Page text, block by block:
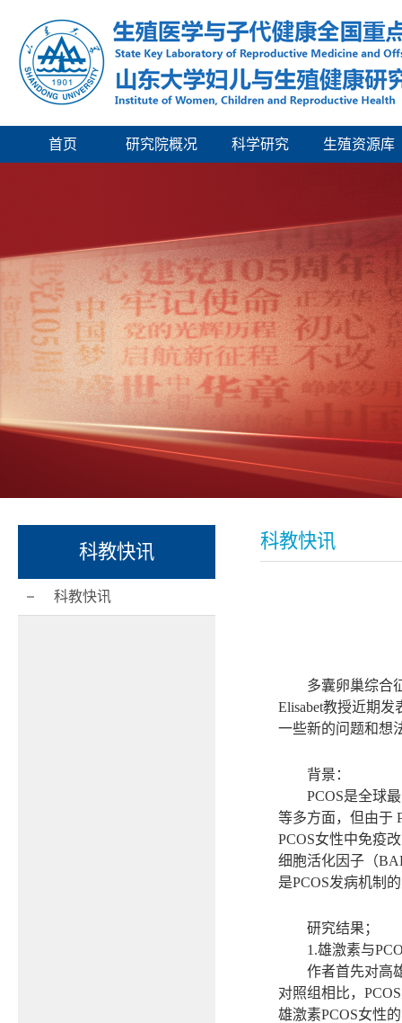
首页 研究院概况 科学研究 生殖资源库
科教快讯
科教快讯
科教快讯
多囊卵巢综合
Elisabet教授近期发
一些新的问题和想
背景：
PCOS是全球
等多方面，但由于
PCOS女性中免疫
细胞活化因子（
是PCOS发病机制
研究结果；
1.雄激素与
作者首先对高
对照组相比， PCOS
雄激素PCOS女性